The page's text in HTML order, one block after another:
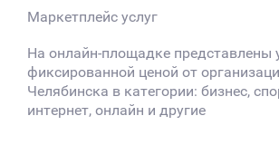
Маркетплейс услуг
На онлайн-площадке представлены
фиксированной ценой от
Челябинска в категории: бизнес,
интернет, онлайн и другие